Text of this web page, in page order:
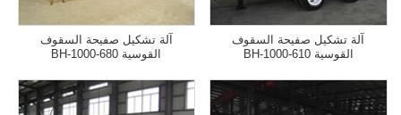
آلة تشكيل صفيحة السقوف
القوسية BH-1000-610
آلة تشكيل صفيحة السقوف
القوسية BH-1000-680